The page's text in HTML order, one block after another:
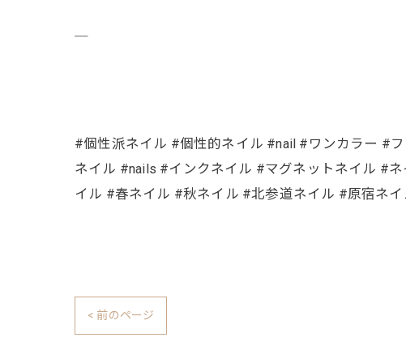
#個性派ネイル #個性的ネイル #nail #ワンカラー #
ネイル #nails #インクネイル #マグネットネイル #
イル #春ネイル #秋ネイル #北参道ネイル #原宿ネ
< 前のページ